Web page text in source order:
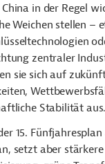
in der Regel
Weichen stellen –
zentraler
sie sich auf
Stabilität aus.
15. Fünfjahresplan
setzt aber